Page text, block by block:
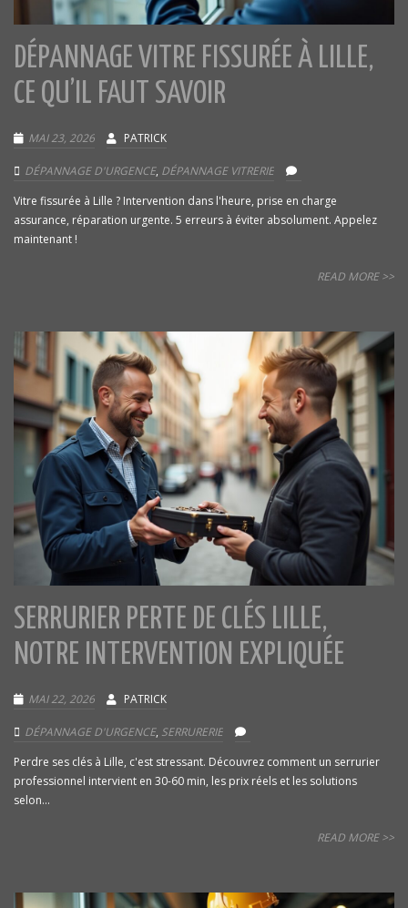
DÉPANNAGE VITRE FISSURÉE À LILLE,
CE QU’IL FAUT SAVOIR
MAI 23, 2026 PATRICK
DÉPANNAGE D'URGENCE, DÉPANNAGE VITRERIE
Vitre fissurée à Lille ? Intervention dans l'heure, prise en charge
assurance, réparation urgente. 5 erreurs à éviter absolument. Appelez
maintenant !
READ MORE >>
SERRURIER PERTE DE CLÉS LILLE,
NOTRE INTERVENTION EXPLIQUÉE
MAI 22, 2026 PATRICK
DÉPANNAGE D'URGENCE, SERRURERIE
Perdre ses clés à Lille, c'est stressant. Découvrez comment un serrurier
professionnel intervient en 30-60 min, les prix réels et les solutions
selon...
READ MORE >>